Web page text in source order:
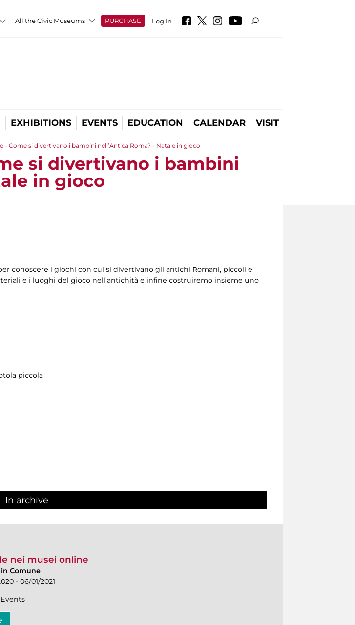
All the Civic Museums PURCHASE Log In
EXHIBITIONS EVENTS EDUCATION CALENDAR VISIT
- Come si divertivano i bambini nell’Antica Roma? - Natale in gioco
si divertivano i bambini
in gioco
conoscere i giochi con cui si divertivano gli antichi Romani, piccoli e
e i luoghi del gioco nell'antichità e infine costruiremo insieme uno
piccola
In archive
nei musei online
Comune
- 06/01/2021